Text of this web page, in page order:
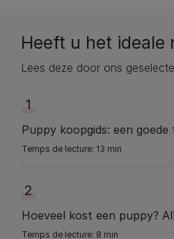
Heeft u het ideale
Lees deze door ons
1
Puppy koopgids: een
13 min
2
Hoeveel kost een puppy?
8 min